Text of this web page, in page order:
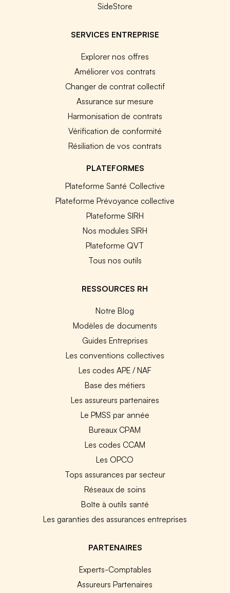
SideStore
SERVICES ENTREPRISE
Explorer nos offres
Améliorer vos contrats
Changer de contrat collectif
Assurance sur mesure
Harmonisation de contrats
Vérification de conformité
Résiliation de vos contrats
PLATEFORMES
Plateforme Santé Collective
Plateforme Prévoyance collective
Plateforme SIRH
Nos modules SIRH
Plateforme QVT
Tous nos outils
RESSOURCES RH
Notre Blog
Modèles de documents
Guides Entreprises
Les conventions collectives
Les codes APE / NAF
Base des métiers
Les assureurs partenaires
Le PMSS par année
Bureaux CPAM
Les codes CCAM
Les OPCO
Tops assurances par secteur
Réseaux de soins
Boîte à outils santé
Les garanties des assurances entreprises
PARTENAIRES
Experts-Comptables
Assureurs Partenaires